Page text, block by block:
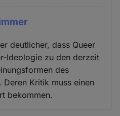
deutlicher, dass Queer
Ideologie zu den derzeit
des
Deren Kritik muss einen
bekommen.